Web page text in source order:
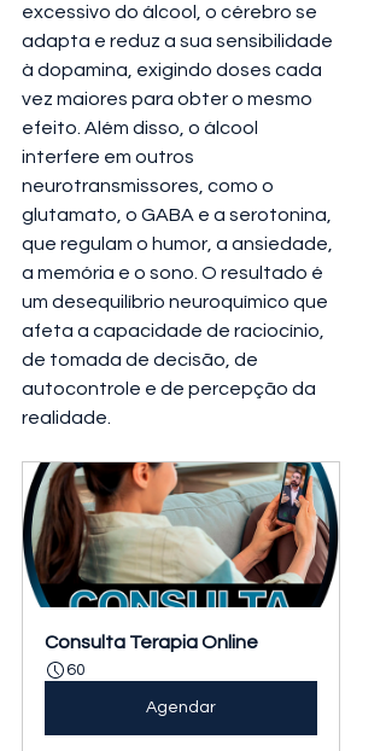
excessivo do álcool, o cérebro se
adapta e reduz a sua sensibilidade
à dopamina, exigindo doses cada
vez maiores para obter o mesmo
efeito. Além disso, o álcool
interfere em outros
neurotransmissores, como o
glutamato, o GABA e a serotonina,
que regulam o humor, a ansiedade,
a memória e o sono. O resultado é
um desequilíbrio neuroquímico que
afeta a capacidade de raciocínio,
de tomada de decisão, de
autocontrole e de percepção da
realidade.
Consulta Terapia Online
60
Agendar